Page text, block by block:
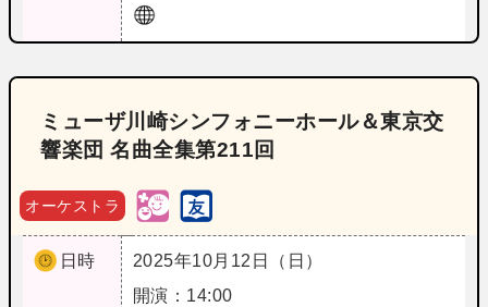
ミューザ川崎シンフォニーホール＆東京交
響楽団 名曲全集第211回
オーケストラ
日時
2025年10月12日（日）
開演：14:00